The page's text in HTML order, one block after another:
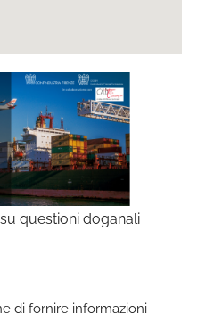
questioni doganali
di fornire informazioni